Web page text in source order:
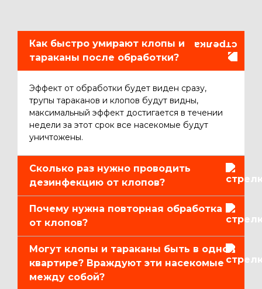
Как быстро умирают клопы и
тараканы после обработки?
Эффект от обработки будет виден сразу,
трупы тараканов и клопов будут видны,
максимальный эффект достигается в течении
недели за этот срок все насекомые будут
уничтожены.
Сколько раз нужно проводить
дезинфекцию от клопов?
Почему нужна повторная обработка
от клопов?
Могут клопы и тараканы быть в одной
квартире? Враждуют эти насекомые
между собой?